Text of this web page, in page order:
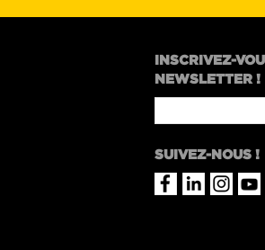
INSCRIVEZ-
NEWSLETTER !
Email *
SUIVEZ-NOUS !